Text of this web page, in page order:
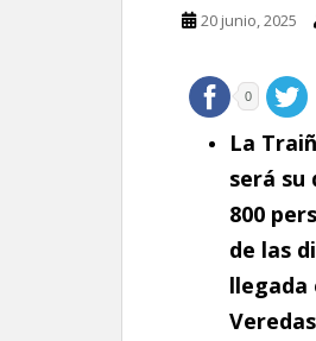
20 junio, 2025
0
La
será su
800
de las
llegada